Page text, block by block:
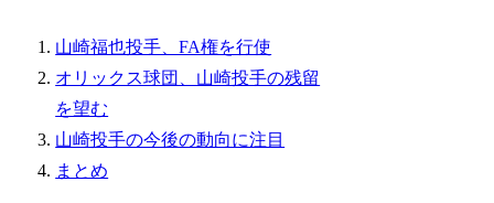
山崎福也投手、FA権を行使
オリックス球団、山崎投手の残留
を望む
山崎投手の今後の動向に注目
まとめ